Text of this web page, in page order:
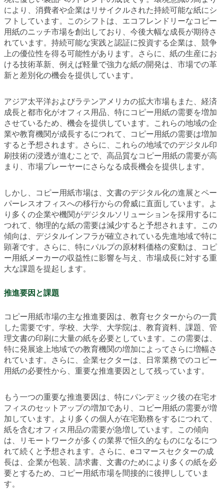
により、消費者や企業はリサイクルされた持続可能な紙にシ
フトしています。このシフトは、エコフレンドリーなコピー
用紙のニッチ市場を創出しており、今後大幅な成長が期待さ
れています。持続可能な実践と認証に投資する企業は、競争
上の優位性を得る可能性があります。さらに、紙の生産にお
ける技術革新、例えば軽量で強力な紙の開発は、市場での革
新と差別化の機会を提供しています。
アジア太平洋およびラテンアメリカの拡大市場もまた、経済
成長と都市化がオフィス用品、特にコピー用紙の需要を増加
させているため、機会を提供しています。これらの地域の企
業や教育機関が成長するにつれて、コピー用紙の需要は増加
すると予想されます。さらに、これらの地域でのデジタル印
刷技術の浸透が進むことで、高品質なコピー用紙の需要が高
まり、市場プレーヤーにさらなる成長機会を提供します。
しかし、コピー用紙市場は、文書のデジタル化の進展とペー
パーレスオフィスへの移行からの脅威に直面しています。よ
り多くの企業や機関がデジタルソリューションを採用するに
つれて、物理的な紙の需要は減少すると予想されます。この
傾向は、デジタルインフラが確立されている先進地域で特に
顕著です。さらに、特にパルプの原材料価格の変動は、コピ
ー用紙メーカーの収益性に影響を与え、市場成長に対する重
大な課題を提起します。
推進要因と課題
コピー用紙市場の主な推進要因は、教育セクターからの一貫
した需要です。学校、大学、大学院は、教育資料、課題、管
理文書の印刷に大量の紙を必要としています。この需要は、
特に発展途上地域での教育機関の増加によってさらに増幅さ
れています。さらに、企業セクターは、日常業務でのコピー
用紙の必要性から、重要な推進要因として残っています。
もう一つの重要な推進要因は、特にパンデミック後の在宅オ
フィスのセットアップの増加であり、コピー用紙の需要が増
加しています。より多くの個人が在宅勤務をするにつれて、
紙を含むオフィス用品の需要が急増しています。この傾向
は、リモートワークが多くの業界で恒久的なものになるにつ
れて続くと予想されます。さらに、eコマースセクターの成
長は、企業が包装、請求書、文書のためにより多くの紙を必
要とするため、コピー用紙市場を間接的に後押ししていま
す。